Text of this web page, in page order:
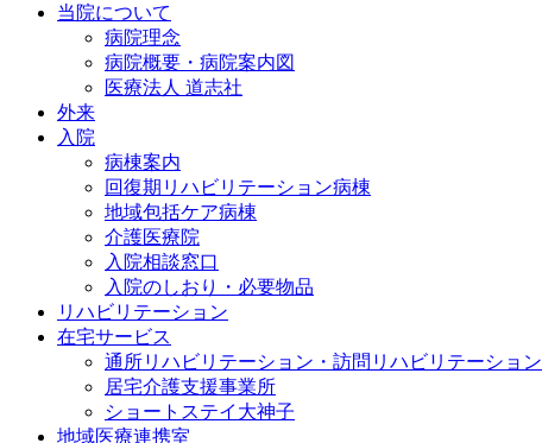
当院について
病院理念
病院概要・病院案内図
医療法人 道志社
外来
入院
病棟案内
回復期リハビリテーション病棟
地域包括ケア病棟
介護医療院
入院相談窓口
入院のしおり・必要物品
リハビリテーション
在宅サービス
通所リハビリテーション・訪問リハビリテーション
居宅介護支援事業所
ショートステイ大神子
地域医療連携室